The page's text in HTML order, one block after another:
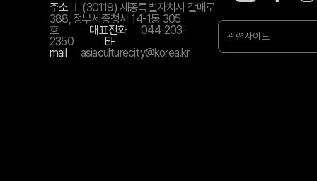
주소
(30119) 세종특별자치시 갈매로
388, 정부세종청사 14-1동 305
호
대표전화
044-203-
2350
E-
mail
asiaculturecity@korea.kr
관련사이트